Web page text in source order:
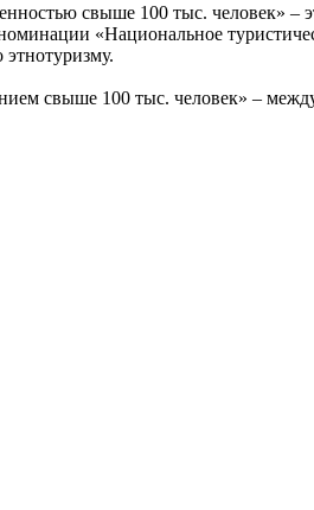
свыше 100 тыс. человек» –
«Национальное
свыше 100 тыс. человек» –